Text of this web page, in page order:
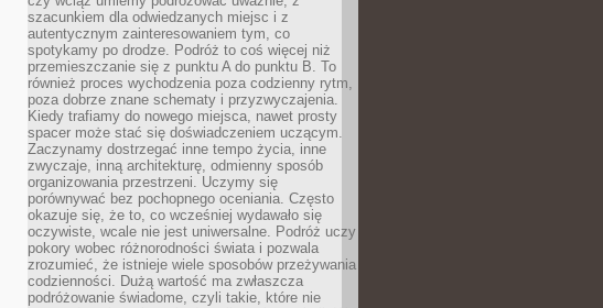
szacunkiem dla odwiedzanych miejsc i z
autentycznym zainteresowaniem tym, co
spotykamy po drodze. Podróż to coś więcej niż
przemieszczanie się z punktu A do punktu B. To
również proces wychodzenia poza codzienny rytm,
poza dobrze znane schematy i przyzwyczajenia.
Kiedy trafiamy do nowego miejsca, nawet prosty
spacer może stać się doświadczeniem uczącym.
Zaczynamy dostrzegać inne tempo życia, inne
zwyczaje, inną architekturę, odmienny sposób
organizowania przestrzeni. Uczymy się
porównywać bez pochopnego oceniania. Często
okazuje się, że to, co wcześniej wydawało się
oczywiste, wcale nie jest uniwersalne. Podróż uczy
pokory wobec różnorodności świata i pozwala
zrozumieć, że istnieje wiele sposobów przeżywania
codzienności. Dużą wartość ma zwłaszcza
podróżowanie świadome, czyli takie, które nie